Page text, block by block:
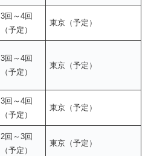
3回～4回
（予定）
東京（予定）
3回～4回
（予定）
東京（予定）
3回～4回
（予定）
東京（予定）
2回～3回
（予定）
東京（予定）